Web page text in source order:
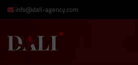
info@dali-agency.com